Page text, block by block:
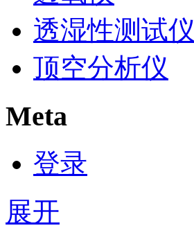
透湿性测试仪
顶空分析仪
Meta
登录
展开